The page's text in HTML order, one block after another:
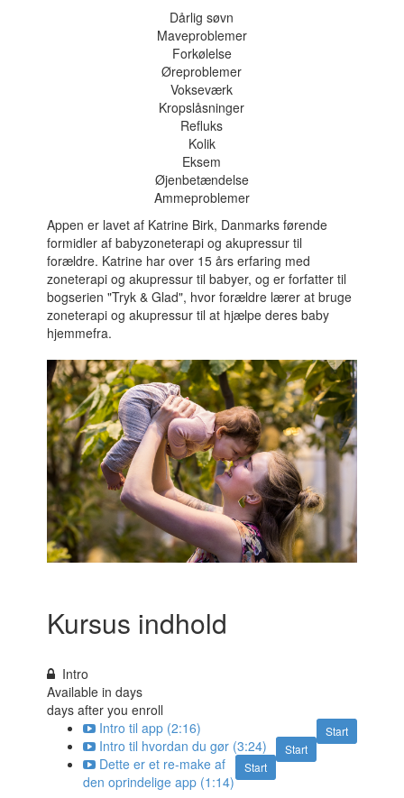
Dårlig søvn
Maveproblemer
Forkølelse
Øreproblemer
Vokseværk
Kropslåsninger
Refluks
Kolik
Eksem
Øjenbetændelse
Ammeproblemer
Appen er lavet af Katrine Birk, Danmarks førende
formidler af babyzoneterapi og akupressur til
forældre. Katrine har over 15 års erfaring med
zoneterapi og akupressur til babyer, og er forfatter til
bogserien "Tryk & Glad", hvor forældre lærer at bruge
zoneterapi og akupressur til at hjælpe deres baby
hjemmefra.
Kursus indhold
Intro
Available indays
days after you enroll
Start
Intro til app (2:16)
Start
Intro til hvordan du gør (3:24)
Start
Dette er et re-make af
den oprindelige app (1:14)